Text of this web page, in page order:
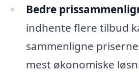
Bedre
indhente flere tilbud
sammenligne
mest økonomiske